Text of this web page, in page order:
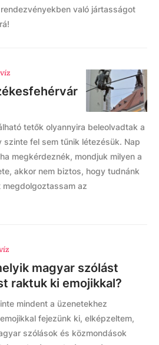
való jártasságot
tetők olyannyira beleolvadtak a
szinte fel sem tűnik létezésük. Nap
megkérdeznék, mondjuk milyen a
akkor nem biztos, hogy tudnánk
az
magyar szólást
raktuk ki emojikkal?
mindent a üzenetekhez
fejezünk ki, elképzeltem,
szólások és közmondások